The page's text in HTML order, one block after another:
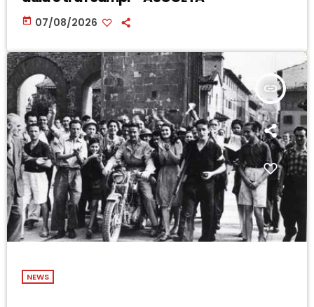
today 07/08/2026
insert_link
NEWS